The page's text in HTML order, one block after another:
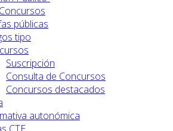
públicas
tipo
Suscripción
Consulta de Concursos
Concursos destacados
autonómica